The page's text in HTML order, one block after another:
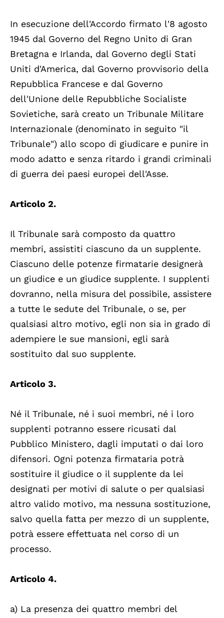
In esecuzione dell'Accordo firmato l'8 agosto
1945 dal Governo del Regno Unito di Gran
Bretagna e Irlanda, dal Governo degli Stati
Uniti d'America, dal Governo provvisorio della
Repubblica Francese e dal Governo
dell'Unione delle Repubbliche Socialiste
Sovietiche, sarà creato un Tribunale Militare
Internazionale (denominato in seguito "il
Tribunale") allo scopo di giudicare e punire in
modo adatto e senza ritardo i grandi criminali
di guerra dei paesi europei dell'Asse.
Articolo 2.
Il Tribunale sarà composto da quattro
membri, assistiti ciascuno da un supplente.
Ciascuno delle potenze firmatarie designerà
un giudice e un giudice supplente. I supplenti
dovranno, nella misura del possibile, assistere
a tutte le sedute del Tribunale, o se, per
qualsiasi altro motivo, egli non sia in grado di
adempiere le sue mansioni, egli sarà
sostituito dal suo supplente.
Articolo 3.
Né il Tribunale, né i suoi membri, né i loro
supplenti potranno essere ricusati dal
Pubblico Ministero, dagli imputati o dai loro
difensori. Ogni potenza firmataria potrà
sostituire il giudice o il supplente da lei
designati per motivi di salute o per qualsiasi
altro valido motivo, ma nessuna sostituzione,
salvo quella fatta per mezzo di un supplente,
potrà essere effettuata nel corso di un
processo.
Articolo 4.
a) La presenza dei quattro membri del